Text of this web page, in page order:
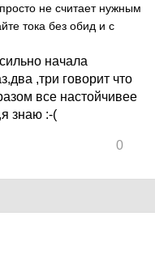
не считает нужным
тока без обид и с
начала
,три говорит что
все настойчивее
знаю :-(
0